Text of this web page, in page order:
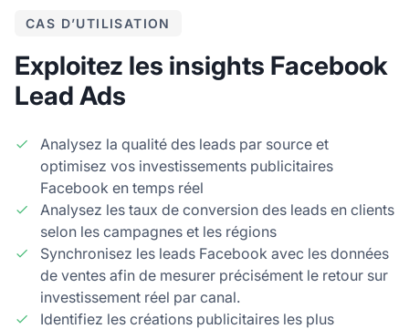
CAS D’UTILISATION
Exploitez les insights Facebook
Lead Ads
Analysez la qualité des leads par source et
optimisez vos investissements publicitaires
Facebook en temps réel
Analysez les taux de conversion des leads en clients
selon les campagnes et les régions
Synchronisez les leads Facebook avec les données
de ventes afin de mesurer précisément le retour sur
investissement réel par canal.
Identifiez les créations publicitaires les plus